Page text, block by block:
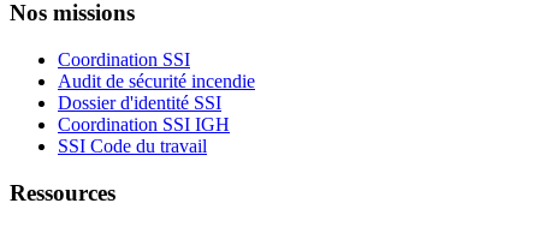
Nos missions
Coordination SSI
Audit de sécurité incendie
Dossier d'identité SSI
Coordination SSI IGH
SSI Code du travail
Ressources